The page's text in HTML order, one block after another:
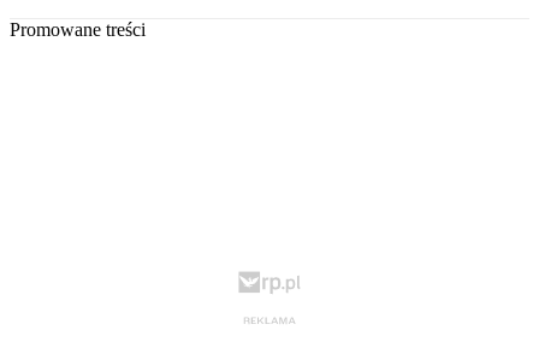
Promowane treści